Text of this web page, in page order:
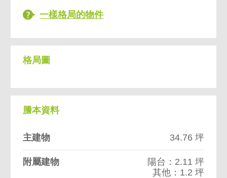
一樣格局的物件
格局圖
謄本資料
主建物 34.76 坪
附屬建物
陽台：2.11 坪
其他：1.2 坪